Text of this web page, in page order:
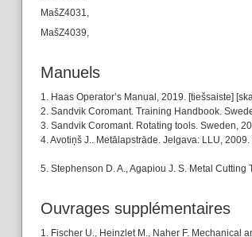
MašZ4031,
MašZ4039,
Manuels
1. Haas Operator’s Manual, 2019. [tiešsaiste]
2. Sandvik Coromant. Training Handbook.
3. Sandvik Coromant. Rotating tools. Sweden,
4. Avotiņš J.. Metālapstrāde. Jelgava: LLU,
5. Stephenson D. A., Agapiou J. S. Metal
Ouvrages supplémentaires
1. Fischer U., Heinzlet M., Naher F. Mechanical